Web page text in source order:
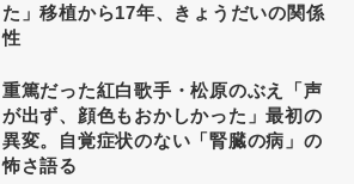
た」移植から17年、きょうだいの関係
性
重篤だった紅白歌手・松原のぶえ「声
が出ず、顔色もおかしかった」最初の
異変。自覚症状のない「腎臓の病」の
怖さ語る